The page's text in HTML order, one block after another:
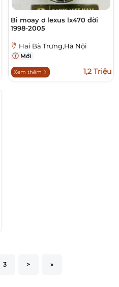
Bi moay ơ lexus lx470 đời
1998-2005
Hai Bà Trưng,Hà Nội
Mới
Xem thêm 1,2 Triệu
3 > »